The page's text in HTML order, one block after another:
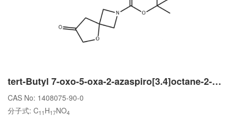
tert-Butyl 7-oxo-5-oxa-2-azaspiro[3.4]octane-2-carboxylate
CAS No: 1408075-90-0
分子式: C11 H17NO4